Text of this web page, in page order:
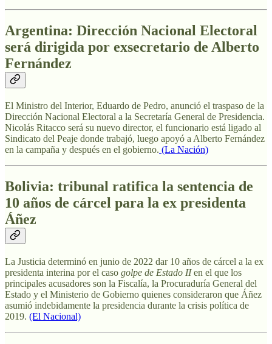
Argentina: Dirección Nacional Electoral
será dirigida por exsecretario de Alberto
Fernández
El Ministro del Interior, Eduardo de Pedro, anunció el traspaso de la
Dirección Nacional Electoral a la Secretaría General de Presidencia.
Nicolás Ritacco será su nuevo director, el funcionario está ligado al
Sindicato del Peaje donde trabajó, luego apoyó a Alberto Fernández
en la campaña y después en el gobierno. (La Nación)
Bolivia: tribunal ratifica la sentencia de
10 años de cárcel para la ex presidenta
Áñez
La Justicia determinó en junio de 2022 dar 10 años de cárcel a la ex
presidenta interina por el caso golpe de Estado IIen el que los
principales acusadores son la Fiscalía, la Procuraduría General del
Estado y el Ministerio de Gobierno quienes consideraron que Áñez
asumió indebidamente la presidencia durante la crisis política de
2019. (El Nacional)